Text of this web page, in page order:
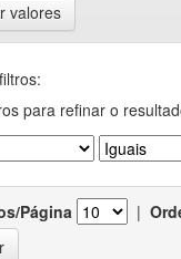
valores
para refinar o
Página |